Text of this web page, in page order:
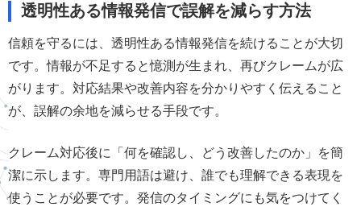
透明性ある情報発信で誤解を減らす方法
信頼を守るには、透明性ある情報発信を続けることが大切
です。情報が不足すると憶測が生まれ、再びクレームが広
がります。対応結果や改善内容を分かりやすく伝えること
が、誤解の余地を減らせる手段です。
クレーム対応後に「何を確認し、どう改善したのか」を簡
潔に示します。専門用語は避け、誰でも理解できる表現を
使うことが必要です。発信のタイミングにも気をつけてく